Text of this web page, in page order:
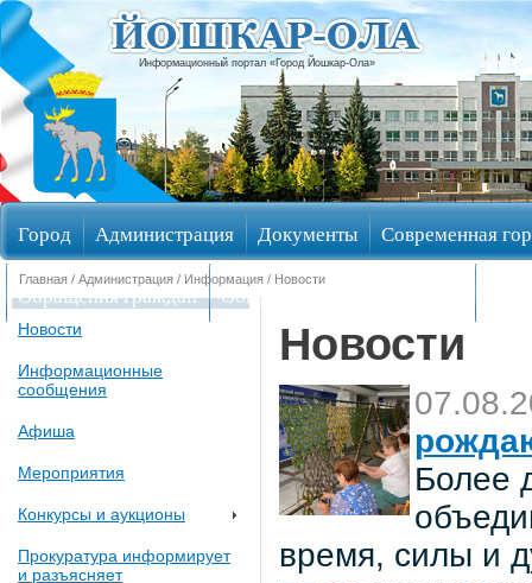
Информационный портал «Город Йошкар-Ола»
Город Администрация Документы Современная
Обращения граждан Общественные обсуждения
Главная / Администрация / Информация / Новости
Новости
Информационные
сообщения
Афиша
Мероприятия
Конкурсы и аукционы
Прокуратура информирует
и разъясняет
Новости
Более
время, силы и